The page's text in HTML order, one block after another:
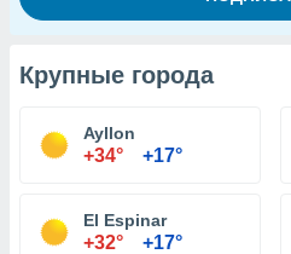
Крупные города
Ayllon
+34° +17°
El Espinar
+32° +17°